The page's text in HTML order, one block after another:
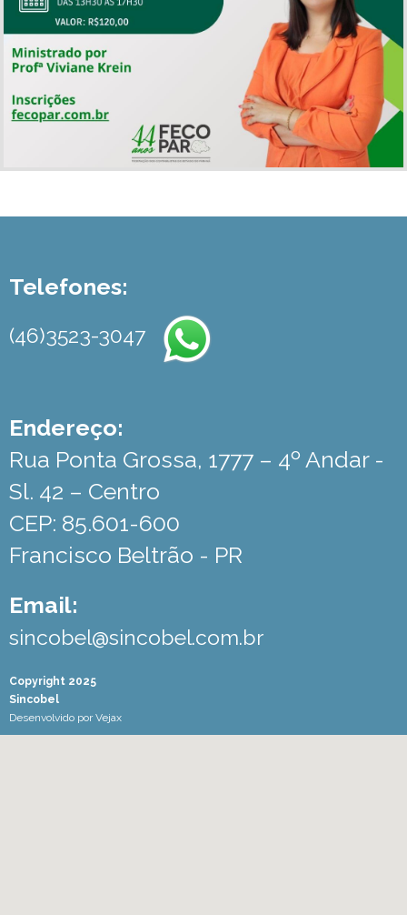
Telefones:
(46)3523-3047
Endereço:
Rua Ponta Grossa, 1777 – 4º Andar -
Sl. 42 – Centro
CEP: 85.601-600
Francisco Beltrão - PR
Email:
sincobel@sincobel.com.br
Copyright 2025
Sincobel
Desenvolvido porVejax